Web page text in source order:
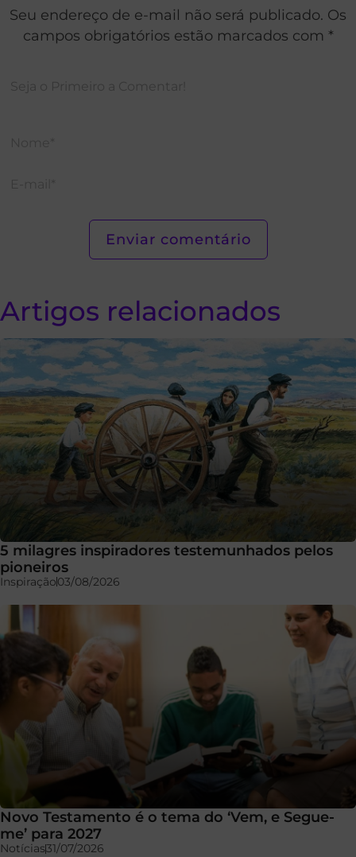
Seu endereço de e-mail não será publicado. Os
campos obrigatórios estão marcados com *
Artigos relacionados
5 milagres inspiradores testemunhados pelos
pioneiros
Inspiração03/08/2026
Novo Testamento é o tema do ‘Vem, e Segue-
me’ para 2027
Notícias31/07/2026